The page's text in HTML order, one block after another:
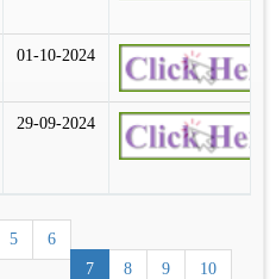
01-10-2024
29-09-2024
5
6
7
8 9 10